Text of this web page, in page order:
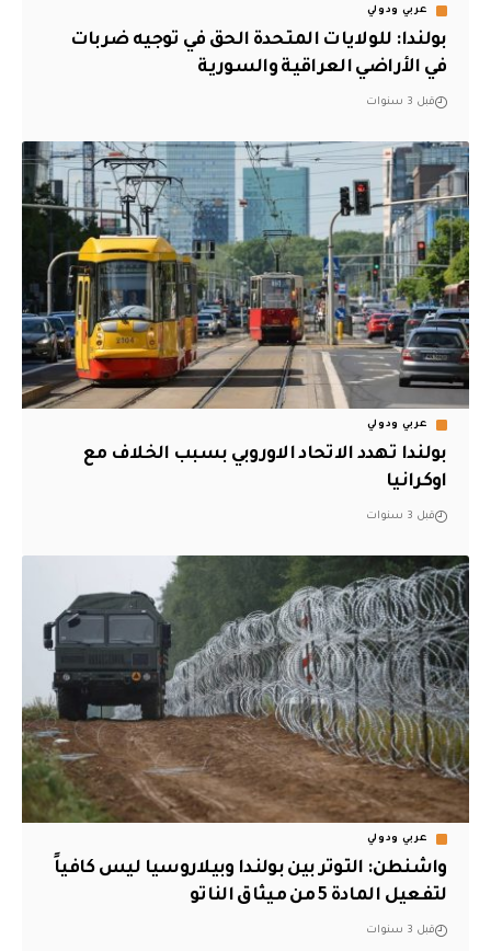
عربي ودولي
بولندا: للولايات المتحدة الحق في توجيه ضربات
في الأراضي العراقية والسورية
قبل 3 سنوات
عربي ودولي
بولندا تهدد الاتحاد الاوروبي بسبب الخلاف مع
اوكرانيا
قبل 3 سنوات
عربي ودولي
واشنطن: التوتر بين بولندا وبيلاروسيا ليس كافياً
لتفعيل المادة 5 من ميثاق الناتو
قبل 3 سنوات